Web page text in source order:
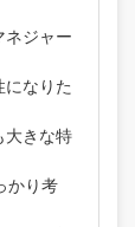
ネジャー
になりた
大きな特
かり考